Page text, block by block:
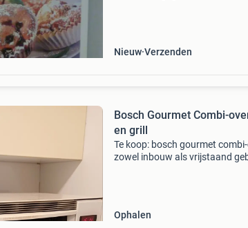
Nieuw Verzenden
Bosch Gourmet Combi-
en grill
Te koop: bosch gourmet
zowel inbouw als vrijstaand
Ophalen